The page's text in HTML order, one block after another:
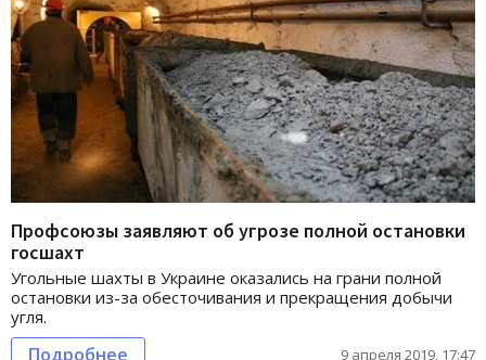
Профсоюзы заявляют об угрозе полной остановки
госшахт
Угольные шахты в Украине оказались на грани полной
остановки из-за обесточивания и прекращения добычи
угля.
Подробнее 9 апреля 2019, 17:47